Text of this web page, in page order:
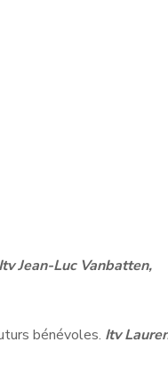
Itv Jean-Luc Vanbatten,
bénévoles. Itv